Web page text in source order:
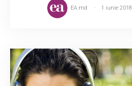
EA.md 1 iunie 2018